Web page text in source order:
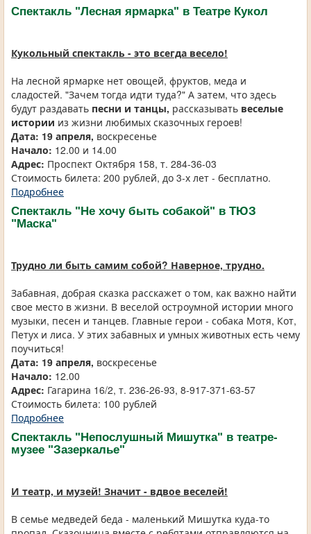
Спектакль "Лесная ярмарка" в Театре Кукол
Кукольный спектакль - это всегда весело!
На лесной ярмарке нет овощей, фруктов, меда и
сладостей. "Зачем тогда идти туда?" А затем, что здесь
будут раздавать песни и танцы, рассказывать веселые
истории из жизни любимых сказочных героев!
Дата: 19 апреля, воскресенье
Начало: 12.00 и 14.00
Адрес: Проспект Октября 158, т. 284-36-03
Стоимость билета: 200 рублей, до 3-х лет - бесплатно.
Подробнее
Спектакль "Не хочу быть собакой" в ТЮЗ
"Маска"
Трудно ли быть самим собой? Наверное, трудно.
Забавная, добрая сказка расскажет о том, как важно найти
свое место в жизни. В веселой остроумной истории много
музыки, песен и танцев. Главные герои - собака Мотя, Кот,
Петух и лиса. У этих забавных и умных животных есть чему
поучиться!
Дата: 19 апреля, воскресенье
Начало: 12.00
Адрес: Гагарина 16/2, т. 236-26-93, 8-917-371-63-57
Стоимость билета: 100 рублей
Подробнее
Спектакль "Непослушный Мишутка" в театре-
музее "Зазеркалье"
И театр, и музей! Значит - вдвое веселей!
В семье медведей беда - маленький Мишутка куда-то